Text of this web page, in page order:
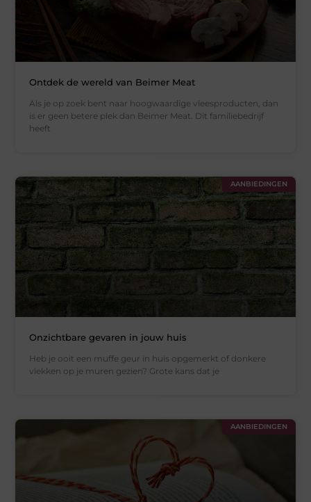
Ontdek de wereld van Beimer Meat
Als je op zoek bent naar hoogwaardige vleesproducten, dan
is er geen betere plek dan Beimer Meat. Dit familiebedrijf
heeft
AANBIEDINGEN
Onzichtbare gevaren in jouw huis
Heb je ooit een muffe geur in huis opgemerkt of donkere
vlekken op je muren gezien? Grote kans dat je
AANBIEDINGEN